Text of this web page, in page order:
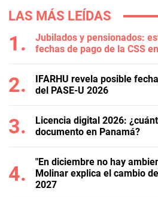
LAS MÁS LEÍDAS
Jubilados y pensionados:
fechas de pago de la CSS
IFARHU revela posible
del PASE-U 2026
Licencia digital 2026:
documento en Panamá?
"En diciembre no hay
Molinar explica el cambio
2027